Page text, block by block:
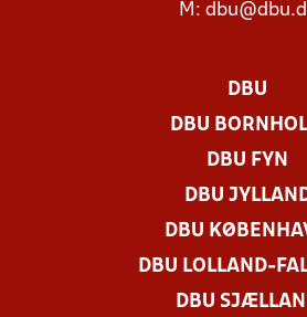
M:
DBU
DBU
DBU FYN
DBU
DBU
DBU LOLLAND-
DBU